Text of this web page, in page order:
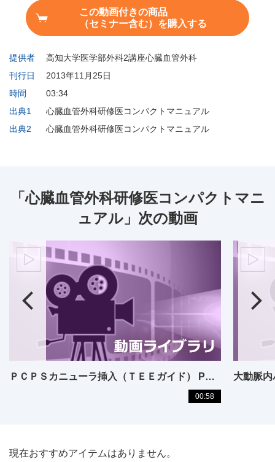
提供者
高知大学医学部外科2講座心臓血管外科
刊行日
2013年11月25日
時間
03:34
出典1
心臓血管外科研修医コンパクトマニュアル
出典2
心臓血管外科研修医コンパクトマニュアル
この動画付きの商品
（セミナー含む）を購入する
「心臓血管外科研修医コンパクトマニ
ュアル」次の動画
ＰＣＰＳカニューラ挿入（ＴＥＥガイド） PCPS cannulation: TEE guidance
00:58
現在おすすめアイテムはありません。